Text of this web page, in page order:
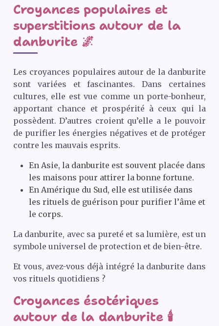
Croyances populaires et
superstitions autour de la
danburite 🌌
Les croyances populaires autour de la danburite
sont variées et fascinantes. Dans certaines
cultures, elle est vue comme un porte-bonheur,
apportant chance et prospérité à ceux qui la
possèdent. D’autres croient qu’elle a le pouvoir
de purifier les énergies négatives et de protéger
contre les mauvais esprits.
En Asie, la danburite est souvent placée dans
les maisons pour attirer la bonne fortune.
En Amérique du Sud, elle est utilisée dans
les rituels de guérison pour purifier l’âme et
le corps.
La danburite, avec sa pureté et sa lumière, est un
symbole universel de protection et de bien-être.
Et vous, avez-vous déjà intégré la danburite dans
vos rituels quotidiens ?
Croyances ésotériques
autour de la danburite 🕯️